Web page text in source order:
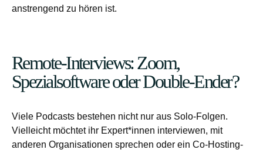
anstrengend zu hören ist.
Remote-Interviews: Zoom,
Spezialsoftware oder Double-Ender?
Viele Podcasts bestehen nicht nur aus Solo-Folgen.
Vielleicht möchtet ihr Expert*innen interviewen, mit
anderen Organisationen sprechen oder ein Co-Hosting-